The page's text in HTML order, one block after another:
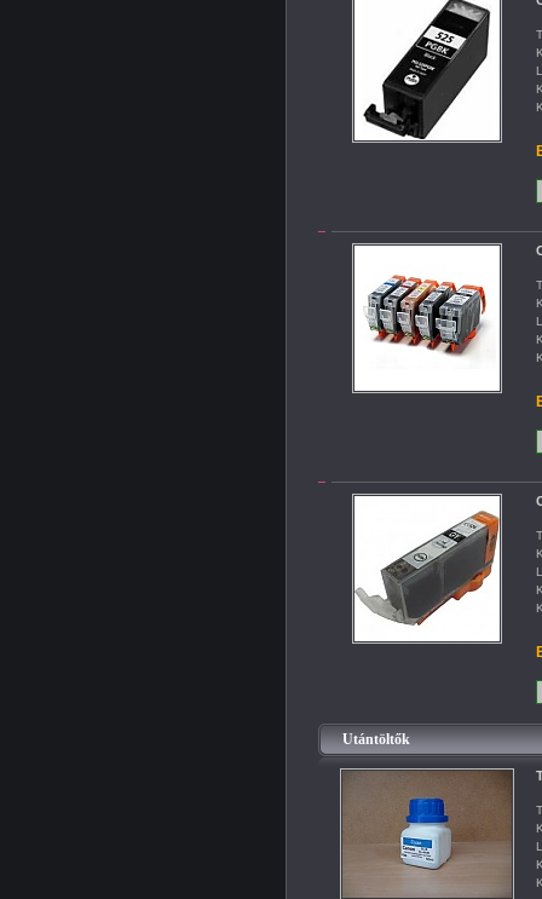
Utántöltők